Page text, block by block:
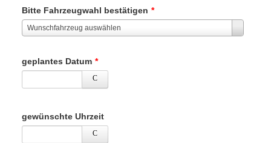
Bitte Fahrzeugwahl bestätigen *
Wunschfahrzeug auswählen
geplantes Datum *
gewünschte Uhrzeit